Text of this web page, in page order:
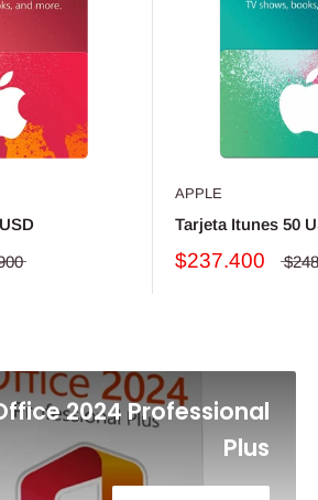
APPLE
Tarjeta Itunes 50
$237.400
2024 Professional
Plus